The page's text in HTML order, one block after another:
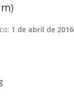
1 de abril de 2016